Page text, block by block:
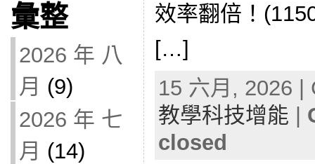
彙整
2026 年 八
月 (9)
2026 年 七
月 (14)
效率翻倍！
[…]
15 六月, 2026
教學科技增能
closed